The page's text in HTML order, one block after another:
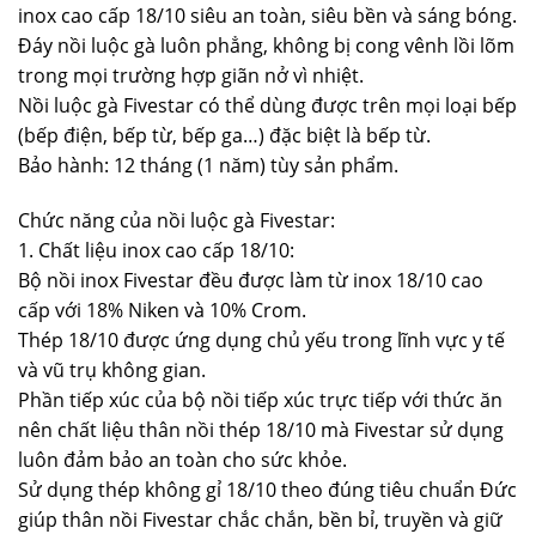
inox cao cấp 18/10 siêu an toàn, siêu bền và sáng bóng.
Đáy nồi luộc gà luôn phẳng, không bị cong vênh lồi lõm
trong mọi trường hợp giãn nở vì nhiệt.
Nồi luộc gà Fivestar có thể dùng được trên mọi loại bếp
(bếp điện, bếp từ, bếp ga…) đặc biệt là bếp từ.
Bảo hành: 12 tháng (1 năm) tùy sản phẩm.
Chức năng của nồi luộc gà Fivestar:
1. Chất liệu inox cao cấp 18/10:
Bộ nồi inox Fivestar đều được làm từ inox 18/10 cao
cấp với 18% Niken và 10% Crom.
Thép 18/10 được ứng dụng chủ yếu trong lĩnh vực y tế
và vũ trụ không gian.
Phần tiếp xúc của bộ nồi tiếp xúc trực tiếp với thức ăn
nên chất liệu thân nồi thép 18/10 mà Fivestar sử dụng
luôn đảm bảo an toàn cho sức khỏe.
Sử dụng thép không gỉ 18/10 theo đúng tiêu chuẩn Đức
giúp thân nồi Fivestar chắc chắn, bền bỉ, truyền và giữ